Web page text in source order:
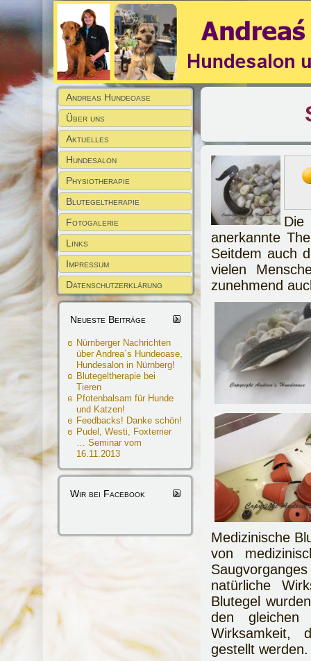
Andreas Hundeoase
Über uns
Aktuelles
Hundesalon
Physiotherapie
Blutegeltherapie
Fotogalerie
Links
Impressum
Datenschutzerklärung
Neueste Beiträge
Nürnberger Nachrichten
über Andrea´s Hundeoase,
Hundesalon in Nürnberg!
Blutegeltherapie bei
Tieren
Pfotenbalsam für Hunde
und Katzen!
Feedbacks! Danke schön!
Pudel, Westi, Foxterrier
… Seminar vom
16.11.2013
Wir bei Facebook
anerkannte
Seitdem auch
vielen
zunehmend
Medizinische
von
natürliche
Blutegel
den gleichen
Wirksamkeit,
gestellt werden.